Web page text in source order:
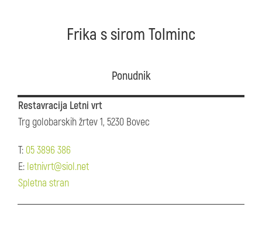
Frika s sirom Tolminc
Ponudnik
Restavracija Letni vrt
Trg golobarskih žrtev 1, 5230 Bovec
T: 05 3896 386
E: letnivrt@siol.net
Spletna stran